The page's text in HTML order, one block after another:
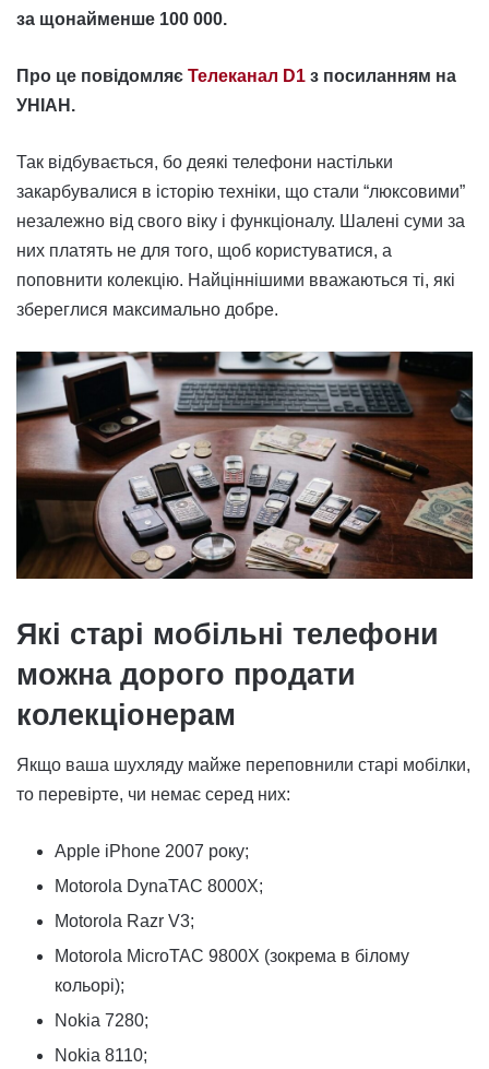
за щонайменше 100 000.
Про це повідомляє Телеканал D1 з посиланням на
УНІАН.
Так відбувається, бо деякі телефони настільки
закарбувалися в історію техніки, що стали “люксовими”
незалежно від свого віку і функціоналу. Шалені суми за
них платять не для того, щоб користуватися, а
поповнити колекцію. Найціннішими вважаються ті, які
збереглися максимально добре.
Які старі мобільні телефони
можна дорого продати
колекціонерам
Якщо ваша шухляду майже переповнили старі мобілки,
то перевірте, чи немає серед них:
Apple iPhone 2007 року;
Motorola DynaTAC 8000X;
Motorola Razr V3;
Motorola MicroTAC 9800X (зокрема в білому
кольорі);
Nokia 7280;
Nokia 8110;